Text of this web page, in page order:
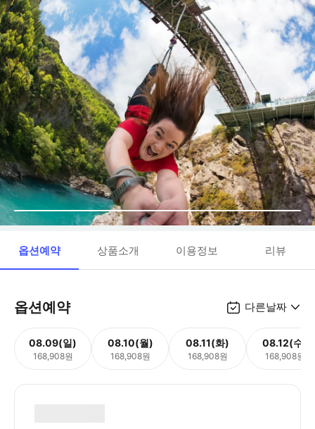
옵션예약 상품소개 이용정보 리뷰
옵션예약 다른날짜
08.09(일)
168,908원
08.10(월)
168,908원
08.11(화)
168,908원
08.12(수)
168,908원